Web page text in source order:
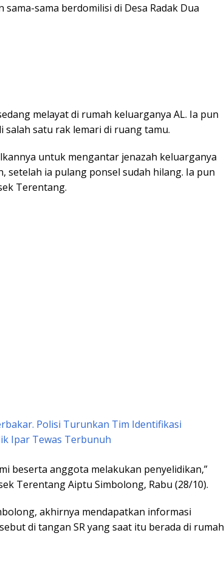
sama berdomilisi di Desa Radak Dua
melayat di rumah keluarganya AL. Ia pun
salah satu rak lemari di ruang tamu.
untuk mengantar jenazah keluarganya
setelah ia pulang ponsel sudah hilang. Ia pun
Terentang.
Polisi Turunkan Tim Identifikasi
Ipar Tewas Terbunuh
beserta anggota melakukan penyelidikan,”
Terentang Aiptu Simbolong, Rabu (28/10).
akhirnya mendapatkan informasi
di tangan SR yang saat itu berada di rumah